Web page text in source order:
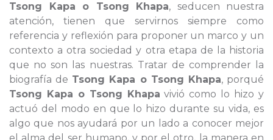
Tsong Kapa o Tsong Khapa, seducen nuestra
atención, tienen que servirnos siempre como
referencia y reflexión para proponer un marco y un
contexto a otra sociedad y otra etapa de la historia
que no son las nuestras. Tratar de comprender la
biografía de Tsong Kapa o Tsong Khapa, porqué
Tsong Kapa o Tsong Khapa vivió como lo hizo y
actuó del modo en que lo hizo durante su vida, es
algo que nos ayudará por un lado a conocer mejor